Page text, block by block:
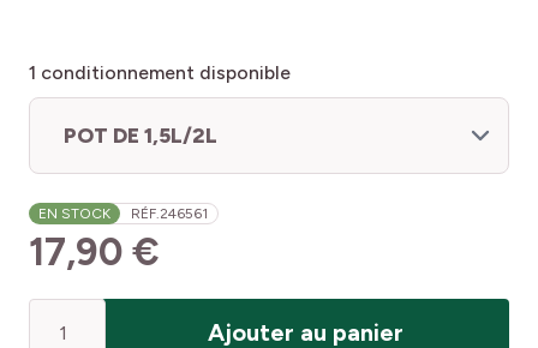
1 conditionnement disponible
POT DE 1,5L/2L
EN STOCK RÉF.246561
17,90 €
Ajouter au panier